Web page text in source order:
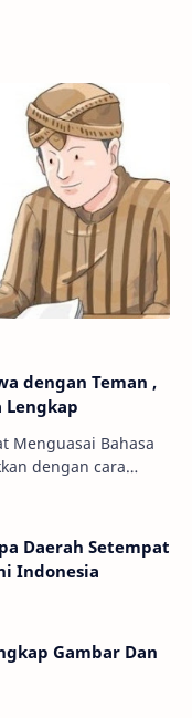
dengan Teman ,
Lengkap
Menguasai Bahasa
dengan cara
Daerah Setempat
Indonesia
Gambar Dan